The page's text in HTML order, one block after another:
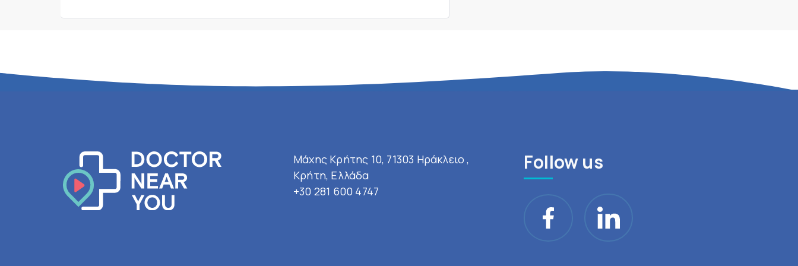
Μάχης Κρήτης 10, 71303 Ηράκλειο ,
Κρήτη, Ελλάδα
+30 281 600 4747
Follow us